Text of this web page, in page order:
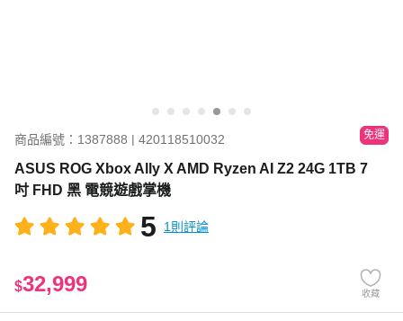
商品編號：1387888 | 420118510032 免運
ASUS ROG Xbox Ally X AMD Ryzen AI Z2 24G 1TB 7
吋 FHD 黑 電競遊戲掌機
5 1則評論
$32,999 收藏